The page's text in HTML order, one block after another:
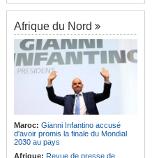
Afrique:La CEA renforce les
capacités des parlementaires de
l'Afrique de l'Est
Madagascar:Danse - La création
chorégraphique rassemble ses
adeptes
Madagascar:Média - Mort subite
de Sitraka Rakotobe
Madagascar:
Les reins solides
Madagascar:
Vol à la tire - Un
groupe de six femmes se retrouve
Afrique du Nord
Maroc: Gianni Infantino accusé
d'avoir promis la finale du Mondial
2030 au pays
Afrique: Revue de presse de